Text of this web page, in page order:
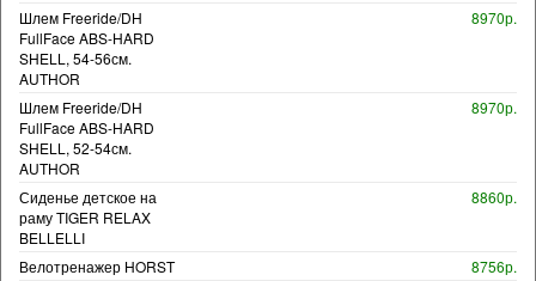
Шлем Freeride/DH
FullFace ABS-HARD
SHELL, 54-56см.
AUTHOR
8970р.
Шлем Freeride/DH
FullFace ABS-HARD
SHELL, 52-54см.
AUTHOR
8970р.
Сиденье детское на
раму TIGER RELAX
BELLELLI
8860р.
Велотренажер HORST
8756р.